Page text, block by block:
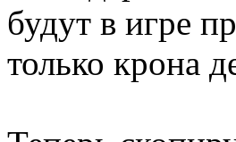
будут в игре
только крона